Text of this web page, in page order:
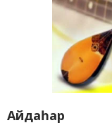
Айдаһар